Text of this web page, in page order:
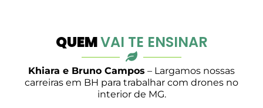
QUEMVAI TE ENSINAR
Khiara e Bruno Campos – Largamos nossas
carreiras em BH para trabalhar com drones no
interior de MG.